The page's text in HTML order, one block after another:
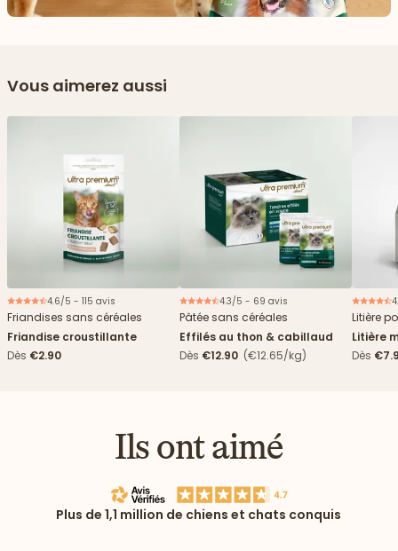
Vous aimerez aussi
4.6/5 - 115 avis
Friandises sans céréales
Friandise croustillante
Dès €2.90
4.3/5 - 69 avis
Pâtée sans céréales
Effilés au thon & cabillaud
Dès €12.90 (€12.65/kg)
Litière
Litière
Dès
Ils ont aimé
Plus de 1,1 million de chiens et chats conquis